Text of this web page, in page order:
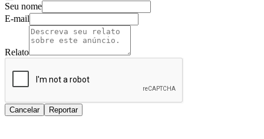
Seu nome
E-mail
Relato
Cancelar Reportar